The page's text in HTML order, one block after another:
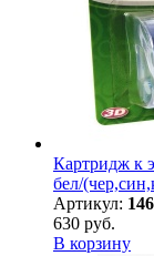
Картридж к
бел/
Артикул:
630 руб.
В корзину